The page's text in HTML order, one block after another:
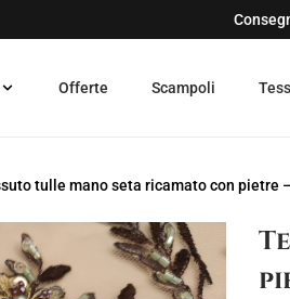
Offerte Scampoli
tulle mano seta ricamato con pietre